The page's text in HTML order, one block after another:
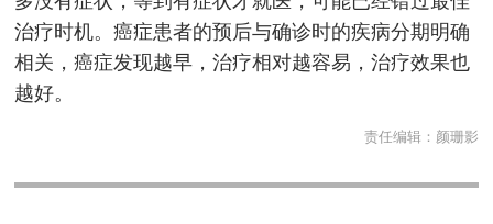
治疗时机。癌症患者的预后与确诊时的疾病分期明确
相关，癌症发现越早，治疗相对越容易，治疗效果也
越好。
责任编辑： 颜珊影